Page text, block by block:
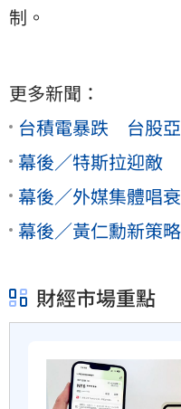
制。
更多新聞：
台積電暴跌 台股
幕後／特斯拉迎敵
幕後／外媒集體唱
幕後／黃仁勳新策
財經市場重點